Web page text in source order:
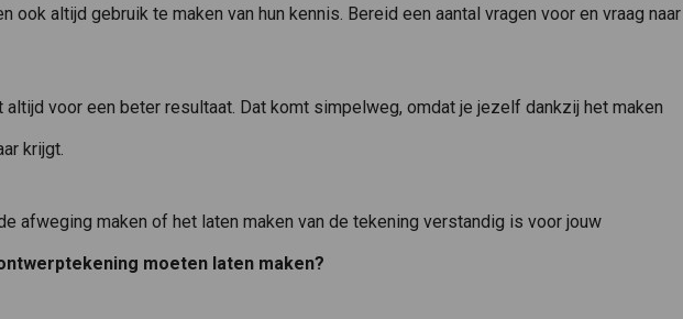
altijd gebruik te maken van hun kennis. Bereid een aantal vragen voor en vraag naar
voor een beter resultaat. Dat komt simpelweg, omdat je jezelf dankzij het maken
krijgt.
afweging maken of het laten maken van de tekening verstandig is voor jouw
moeten laten maken?